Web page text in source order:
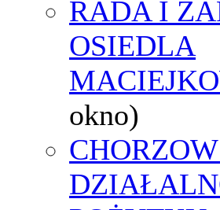
RADA I
OSIEDLA
okno)